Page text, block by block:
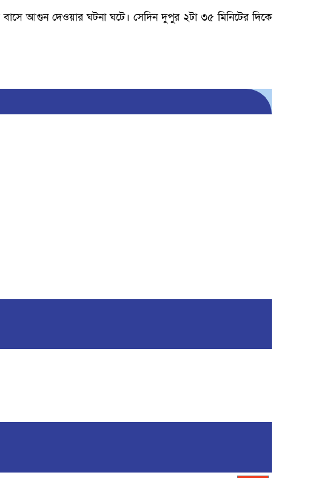
আগুন দেওয়ার ঘটনা ঘটে। সেদিন দুপুর ২টা ৩৫ মিনিটের দিকে